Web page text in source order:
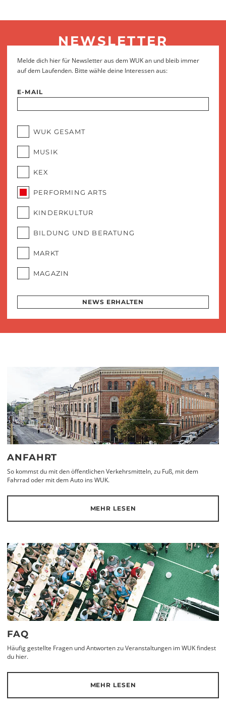
NEWSLETTER
Melde dich hier für Newsletter aus dem WUK an und bleib immer
auf dem Laufenden. Bitte wähle deine Interessen aus:
E-MAIL
WUK GESAMT
MUSIK
KEX
PERFORMING ARTS
KINDERKULTUR
BILDUNG UND BERATUNG
MARKT
MAGAZIN
NEWS ERHALTEN
ANFAHRT
So kommst du mit den öffentlichen Verkehrsmitteln, zu Fuß, mit dem
Fahrrad oder mit dem Auto ins WUK.
MEHR LESEN
FAQ
Häufig gestellte Fragen und Antworten zu Veranstaltungen im WUK findest
du hier.
MEHR LESEN